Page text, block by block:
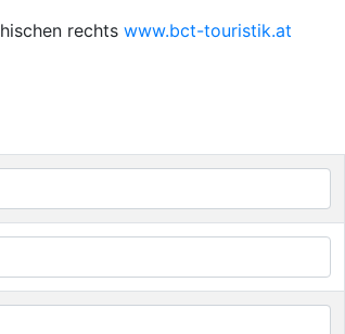
rechts www.bct-touristik.at